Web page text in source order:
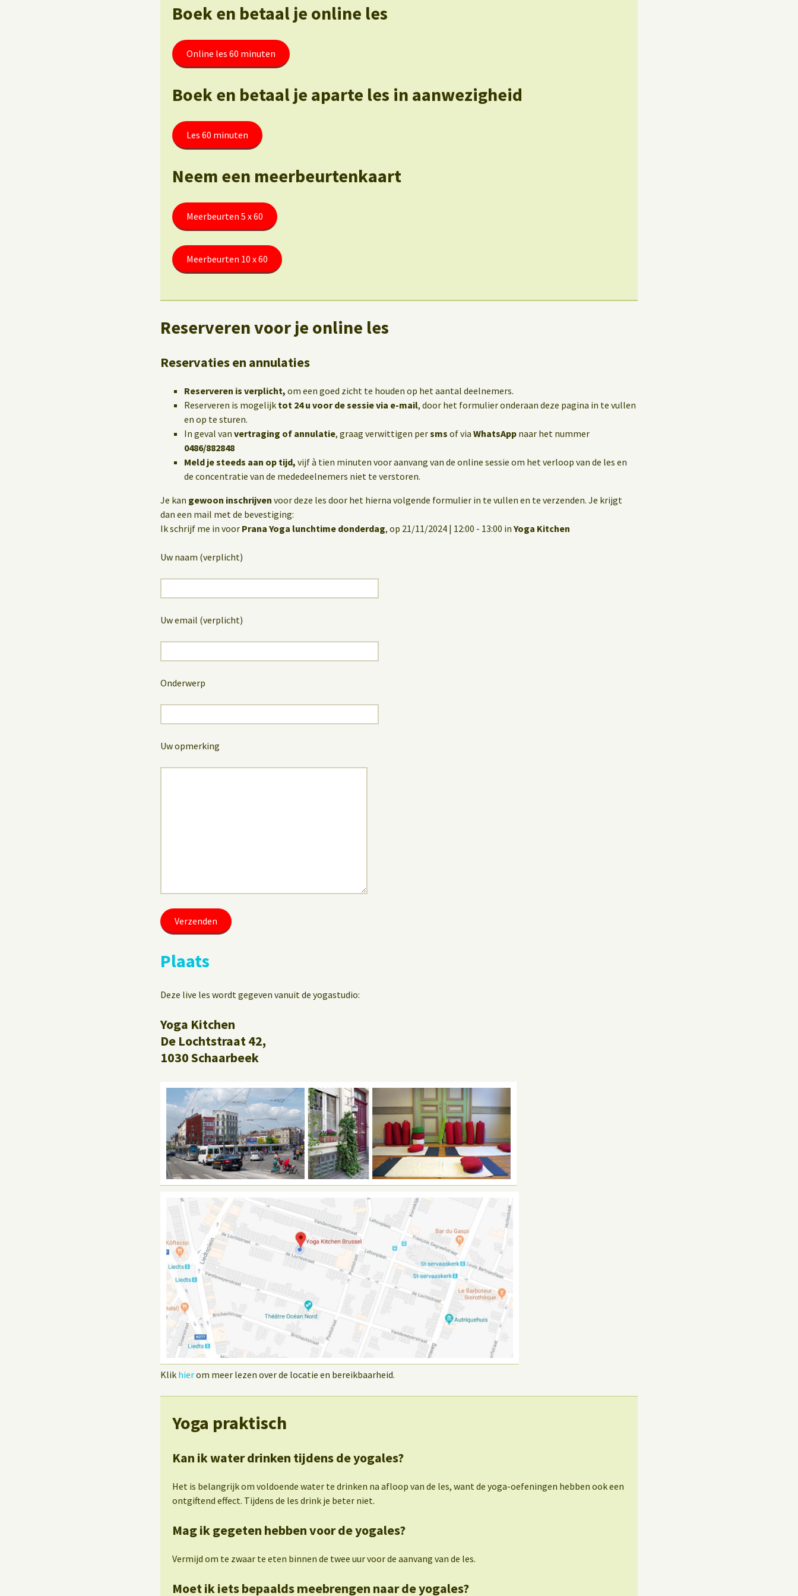
Boek en betaal je online les
Online les 60 minuten
Boek en betaal je aparte les in aanwezigheid
Les 60 minuten
Neem een meerbeurtenkaart
Meerbeurten 5 x 60
Meerbeurten 10 x 60
Reserveren voor je online les
Reservaties en annulaties
Reserveren is verplicht, om een goed zicht te houden op het aantal deelnemers.
Reserveren is mogelijk tot 24 u voor de sessie via e-mail, door het formulier onderaan deze pagina in te vullen
en op te sturen.
In geval van vertraging of annulatie, graag verwittigen persms of via WhatsApp naar het nummer
0486/882848
Meld je steeds aan op tijd, vijf à tien minuten voor aanvang van de online sessie om het verloop van de les en
de concentratie van de mededeelnemers niet te verstoren.
Je kan gewoon inschrijven voor deze les door het hierna volgende formulier in te vullen en te verzenden. Je krijgt
dan een mail met de bevestiging:
Ik schrijf me in voor Prana Yoga lunchtime donderdag, op 21/11/2024 | 12:00 - 13:00 in Yoga Kitchen
Uw naam (verplicht)
Uw email (verplicht)
Onderwerp
Uw opmerking
Plaats
Deze live les wordt gegeven vanuit de yogastudio:
Yoga Kitchen
De Lochtstraat 42,
1030 Schaarbeek
Klik hierom meer lezen over de locatie en bereikbaarheid.
Yoga praktisch
Kan ik water drinken tijdens de yogales?
Het is belangrijk om voldoende water te drinken na afloop van de les, want de yoga-oefeningen hebben ook een
ontgiftend effect. Tijdens de les drink je beter niet.
Mag ik gegeten hebben voor de yogales?
Vermijd om te zwaar te eten binnen de twee uur voor de aanvang van de les.
Moet ik iets bepaalds meebrengen naar de yogales?